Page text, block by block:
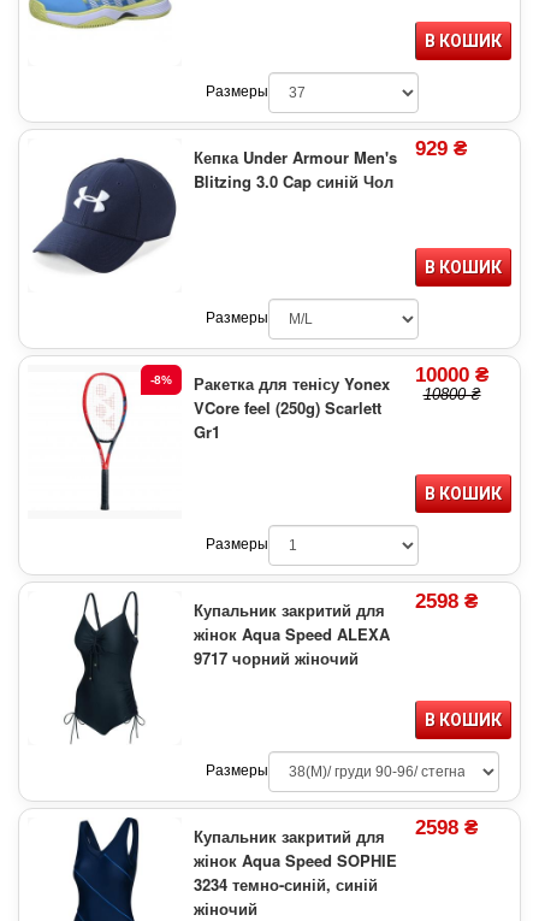
В КОШИК
Размеры
Кепка Under Armour Men's
Blitzing 3.0 Cap синій Чол
929 ₴
В КОШИК
Размеры
-8%
Ракетка для тенісу Yonex
VCore feel (250g) Scarlett
Gr1
10000 ₴
10800 ₴
В КОШИК
Размеры
Купальник закритий для
жінок Aqua Speed ALEXA
9717 чорний жіночий
2598 ₴
В КОШИК
Размеры
Купальник закритий для
жінок Aqua Speed SOPHIE
3234 темно-синій, синій
жіночий
2598 ₴